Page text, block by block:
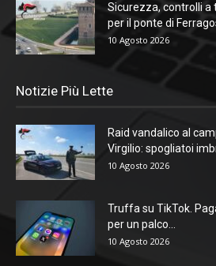
Sicurezza, controlli a
per il ponte di
10 Agosto 2026
Notizie Più Lette
Raid vandalico al
Virgilio: spogliatoi
10 Agosto 2026
Truffa su TikTok.
per un palco...
10 Agosto 2026